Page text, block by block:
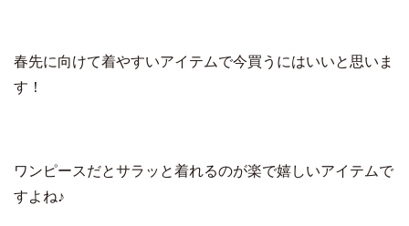
春先に向けて着やすいアイテムで今買うにはいいと思いま
す！
ワンピースだとサラッと着れるのが楽で嬉しいアイテムで
すよね♪